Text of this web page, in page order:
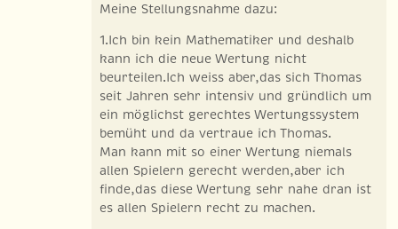
Meine Stellungsnahme dazu:
1.Ich bin kein Mathematiker und deshalb
kann ich die neue Wertung nicht
beurteilen.Ich weiss aber,das sich Thomas
seit Jahren sehr intensiv und gründlich um
ein möglichst gerechtes Wertungssystem
bemüht und da vertraue ich Thomas.
Man kann mit so einer Wertung niemals
allen Spielern gerecht werden,aber ich
finde,das diese Wertung sehr nahe dran ist
es allen Spielern recht zu machen.